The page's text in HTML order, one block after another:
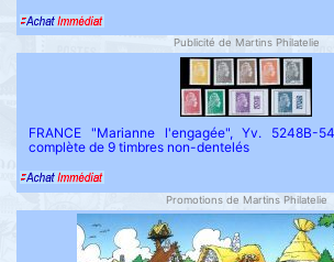
Publicité de Martins Philatelie
FRANCE "Marianne l'engagée", Yv. 5248B-
complète de 9 timbres non-dentelés
Promotions de Martins Philatelie